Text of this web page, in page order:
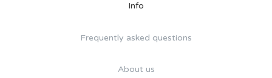
Info
Frequently asked questions
About us